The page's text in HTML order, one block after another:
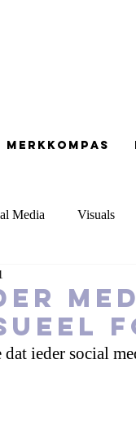
merkkompas
Media Visuals
dat ieder social